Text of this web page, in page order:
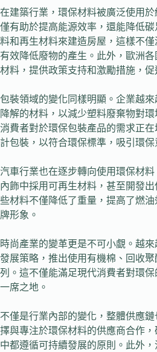
在建築行業，環保材料被廣泛使用
僅有助於提高能源效率，還能降低
料和再生材料來建造房屋，這樣不
有效降低廢物的產生。此外，歐洲
材料，提供政策支持和激勵措施，促
包裝領域的變化同樣明顯。企業越
降解的材料，以減少塑料廢棄物對
消費者對於環保包裝產品的需求正
計包裝，以符合環保標準，吸引環保
汽車行業也在逐步轉向使用環保材
內飾中採用可再生材料，甚至開發
些材料不僅降低了重量，提高了燃
牌形象。
時尚產業的變革更是不可小覷。越
發展策略，推出使用有機棉、回收
列。這不僅能滿足現代消費者對環
一席之地。
不僅是行業內部的變化，整體供應
擇與專注於環保材料的供應商合作
中都遵循可持續發展的原則。此外